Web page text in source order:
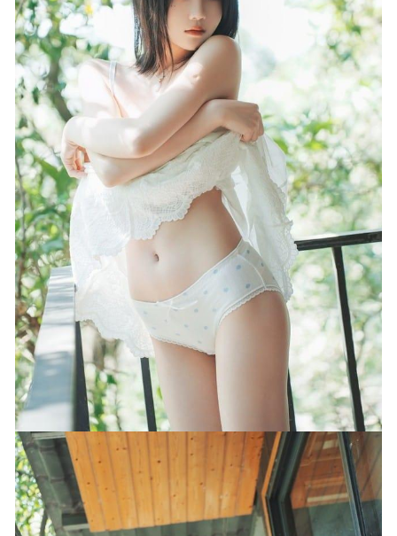
Umeko J – Shenhe Genshin Impact [146P6V 1.89GB]
2025-09-
25
ggubbu – [SAINT Photolife] Vol.07 [62P-263MB]
2023-03-14
[Ugirls尤果网]爱尤物 2021.10.09 No.2189 优米[35P]
2023-
01-19
Minji – [ROGLE] Bondage SM [114P-1.5GB] 2023-03-27